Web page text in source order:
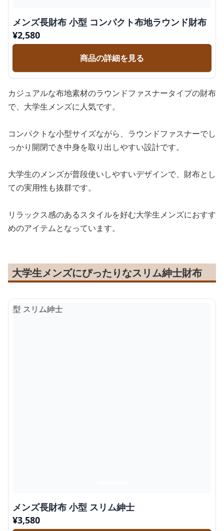
メンズ長財布 小型 コンパクト布地ラウンド財布
¥2,580
商品の詳細を見る
カジュアルな布地素材のラウンドファスナータイプの財布
で、大学生メンズに人気です。
コンパクトな小型サイズながら、ラウンドファスナーでし
っかり開閉でき中身を取り出しやすい設計です。
大学生のメンズが普段使いしやすいデザインで、財布とし
ての実用性も抜群です。
リラックス感のあるスタイルを好む大学生メンズにおすす
めのアイテムとなっています。
大学生メンズにぴったりなスリム紳士財布
メンズ長財布 小型 スリム紳士
¥3,580